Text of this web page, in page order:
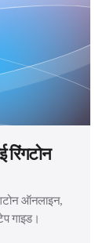
ऑनलाइन,
गाइड।